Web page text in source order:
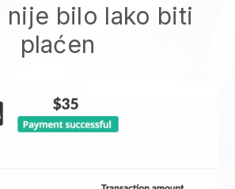
nije bilo lako biti
plaćen